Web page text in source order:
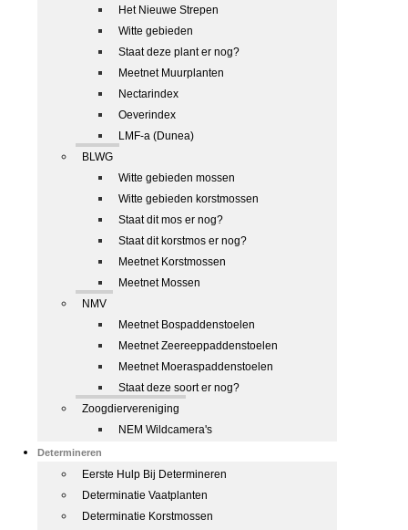
Het Nieuwe Strepen
Witte gebieden
Staat deze plant er nog?
Meetnet Muurplanten
Nectarindex
Oeverindex
LMF-a (Dunea)
BLWG
Witte gebieden mossen
Witte gebieden korstmossen
Staat dit mos er nog?
Staat dit korstmos er nog?
Meetnet Korstmossen
Meetnet Mossen
NMV
Meetnet Bospaddenstoelen
Meetnet Zeereeppaddenstoelen
Meetnet Moeraspaddenstoelen
Staat deze soort er nog?
Zoogdiervereniging
NEM Wildcamera's
Determineren
Eerste Hulp Bij Determineren
Determinatie Vaatplanten
Determinatie Korstmossen